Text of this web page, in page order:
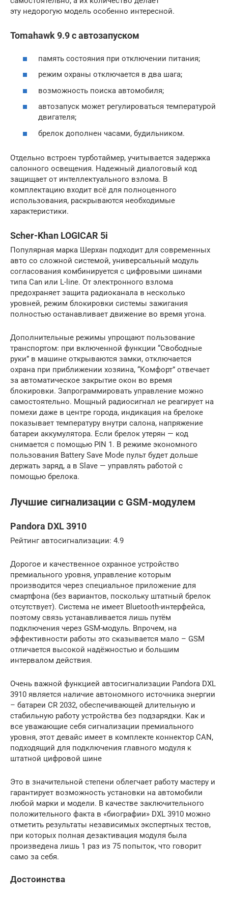
эту недорогую модель особенно интересной.
Tomahawk 9.9 с автозапуском
память состояния при отключении питания;
режим охраны отключается в два шага;
возможность поиска автомобиля;
автозапуск может регулироваться температурой
двигателя;
брелок дополнен часами, будильником.
Отдельно встроен турботаймер, учитывается задержка
салонного освещения. Надежный диалоговый код
защищает от интеллектуального взлома. В
комплектацию входит всё для полноценного
использования, раскрываются необходимые
характеристики.
Scher-Khan LOGICAR 5i
Популярная марка Шерхан подходит для современных
авто со сложной системой, универсальный модуль
согласования комбинируется с цифровыми шинами
типа Can или L-line. От электронного взлома
предохраняет защита радиоканала в несколько
уровней, режим блокировки системы зажигания
полностью останавливает движение во время угона.
Дополнительные режимы упрощают пользование
транспортом: при включенной функции “Свободные
руки” в машине открываются замки, отключается
охрана при приближении хозяина, “Комфорт” отвечает
за автоматическое закрытие окон во время
блокировки. Запрограммировать управление можно
самостоятельно. Мощный радиосигнал не реагирует на
помехи даже в центре города, индикация на брелоке
показывает температуру внутри салона, напряжение
батареи аккумулятора. Если брелок утерян — код
снимается с помощью PIN 1. В режиме экономного
пользования Battery Save Mode пульт будет дольше
держать заряд, а в Slave — управлять работой с
помощью брелока.
Лучшие сигнализации с GSM-модулем
Pandora DXL 3910
Рейтинг автосигнализации: 4.9
Дорогое и качественное охранное устройство
премиального уровня, управление которым
производится через специальное приложение для
смартфона (без вариантов, поскольку штатный брелок
отсутствует). Система не имеет Bluetooth-интерфейса,
поэтому связь устанавливается лишь путём
подключения через GSM-модуль. Впрочем, на
эффективности работы это сказывается мало – GSM
отличается высокой надёжностью и большим
интервалом действия.
Очень важной функцией автосигнализации Pandora DXL
3910 является наличие автономного источника энергии
– батареи CR 2032, обеспечивающей длительную и
стабильную работу устройства без подзарядки. Как и
все уважающие себя сигнализации премиального
уровня, этот девайс имеет в комплекте коннектор CAN,
подходящий для подключения главного модуля к
штатной цифровой шине
Это в значительной степени облегчает работу мастеру и
гарантирует возможность установки на автомобили
любой марки и модели. В качестве заключительного
положительного факта в «биографии» DXL 3910 можно
отметить результаты независимых экспертных тестов,
при которых полная дезактивация модуля была
произведена лишь 1 раз из 75 попыток, что говорит
само за себя.
Достоинства